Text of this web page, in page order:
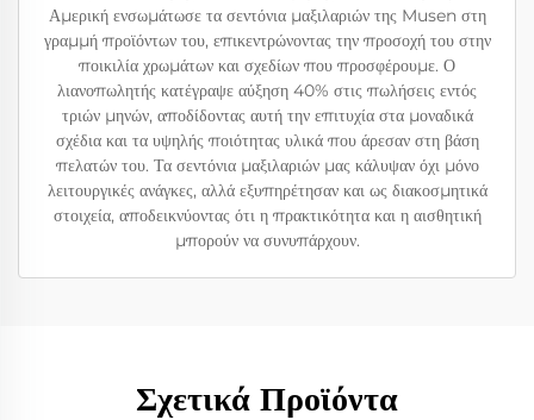
Αμερική ενσωμάτωσε τα σεντόνια μαξιλαριών της Musen στη
γραμμή προϊόντων του, επικεντρώνοντας την προσοχή του στην
ποικιλία χρωμάτων και σχεδίων που προσφέρουμε. Ο
λιανοπωλητής κατέγραψε αύξηση 40% στις πωλήσεις εντός
τριών μηνών, αποδίδοντας αυτή την επιτυχία στα μοναδικά
σχέδια και τα υψηλής ποιότητας υλικά που άρεσαν στη βάση
πελατών του. Τα σεντόνια μαξιλαριών μας κάλυψαν όχι μόνο
λειτουργικές ανάγκες, αλλά εξυπηρέτησαν και ως διακοσμητικά
στοιχεία, αποδεικνύοντας ότι η πρακτικότητα και η αισθητική
μπορούν να συνυπάρχουν.
Σχετικά Προϊόντα